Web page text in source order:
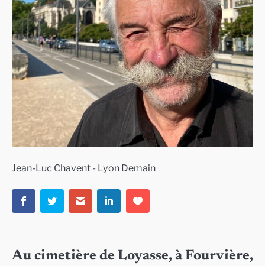
Jean-Luc Chavent - Lyon Demain
Au cimetière de Loyasse, à Fourvière,